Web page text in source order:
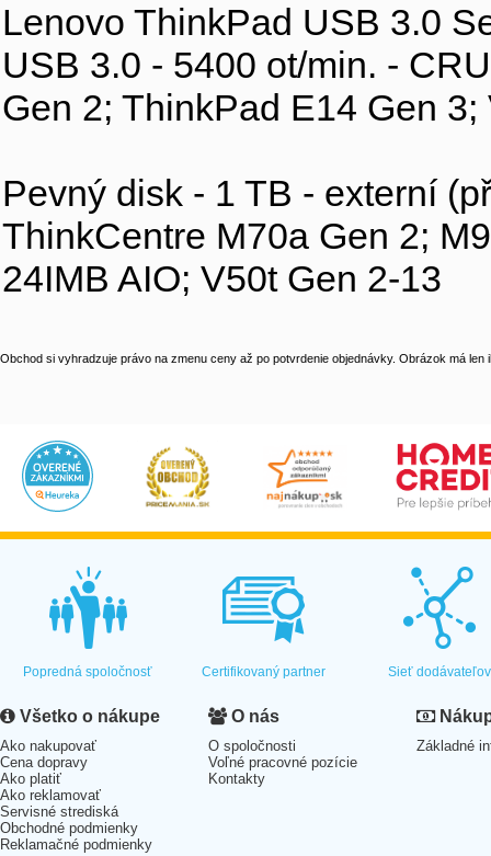
Lenovo ThinkPad USB 3.0
USB 3.0 - 5400 ot/min. -
Gen 2; ThinkPad E14 Gen
Pevný disk - 1 TB - externí
ThinkCentre M70a Gen 2;
24IMB AIO; V50t Gen 2-13
Obchod si vyhradzuje právo na zmenu ceny až po potvrdenie objednávky. Obrázok má len
Popredná spoločnosť Certifikovaný partner Sieť dodávateľov
Všetko o nákupe
Ako nakupovať
Cena dopravy
Ako platiť
Ako reklamovať
Servisné strediská
Obchodné podmienky
Reklamačné podmienky
O nás
O spoločnosti
Voľné pracovné pozície
Kontakty
Základné